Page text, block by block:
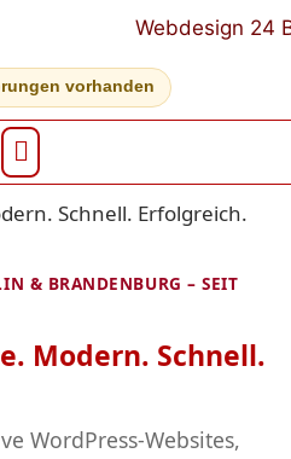
vorhanden
& BRANDENBURG – SEIT
Modern. Schnell.
WordPress-Websites,